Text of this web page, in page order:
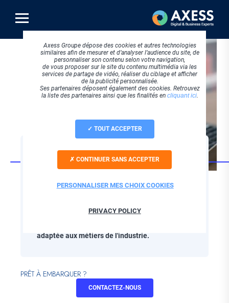
contenu
principal
SOFTWARE
Solutions de
rédaction technique
Axess vous accompagne et vous conseille
adaptée aux métiers de l'industrie.
PRÊT À EMBARQUER ?
CONTACTEZ-NOUS
Axess Groupe dépose des cookies et autres technologies
similaires afin de mesurer et d’analyser l’audience du site, de
personnaliser son contenu selon votre navigation,
de vous proposer sur le site du contenu multimédia via les
services de partage de vidéo, réaliser du ciblage et afficher
de la publicité personnalisée.
Ses partenaires déposent également des cookies. Retrouvez
la liste des partenaires ainsi que les finalités en cliquant ici.
TOUT ACCEPTER
CONTINUER SANS ACCEPTER
PERSONNALISER MES CHOIX COOKIES
PRIVACY POLICY